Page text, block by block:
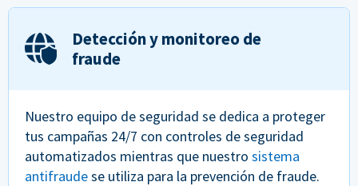
Detección y monitoreo de
fraude
Nuestro equipo de seguridad se dedica a proteger
tus campañas 24/7 con controles de seguridad
automatizados mientras que nuestro sistema
antifraudese utiliza para la prevención de fraude.